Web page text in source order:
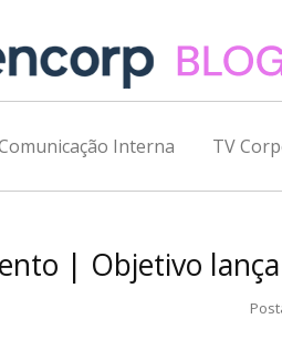
Interna TV
| Objetivo